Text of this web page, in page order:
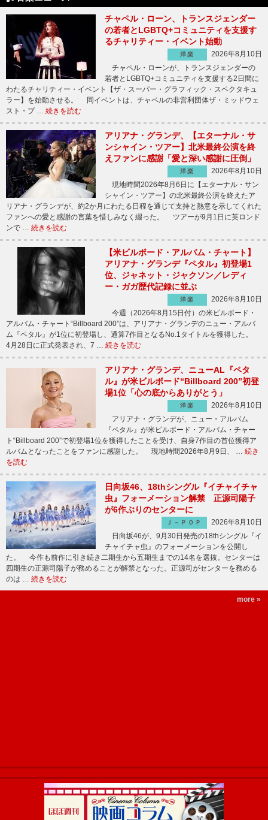
チャペル・ローン、トランスジェンダー
の若者とLGBTQ+コミュニティを支援す
るチャリティー・イベント始動
洋楽
2026年8月10日
チャペル・ローンが、トランスジェンダーの
若者とLGBTQ+コミュニティを支援する2日間に
わたるチャリティー・イベント【ザ・スーパー・グラフィック・スペクタキュ
ラー】を始動させる。 同イベントは、チャペルの非営利団体ザ・ミッドウェ
スト・プ … 続きを読む
アリアナ・グランデ、【エターナル・サ
ンシャイン・ツアー】北米最終公演を終
えファンに感謝「愛と深い感謝に圧倒」
洋楽
2026年8月10日
現地時間2026年8月6日に【エターナル・サン
シャイン・ツアー】の北米最終公演を終えたア
リアナ・グランデが、約2か月にわたる日程を通じて支持と熱意を示してくれた
ファンへの愛と感謝の言葉を惜しみなく綴った。 ツアーが9月1日に英ロンド
ンで … 続きを読む
【米ビルボード・アルバム・チャート】
アリアナ・グランデ『ペタル』初登場1
位、ジャネット・ジャクソン／レディ
ー・ガガ歴代記録に並ぶ
洋楽
2026年8月10日
今週（2026年8月15日付）の米ビルボード・
アルバム・チャート“Billboard 200”は、アリアナ・グランデのニュー・アルバ
ム『ペタル』が1位に初登場し、通算7作目となるNo.1タイトルを獲得した。
4月28日に正式発表され、7 … 続きを読む
アリアナ・グランデ、ニューAL『ペタ
ル』が米ビルボード“Billboard 200”初登
場1位「心の底からありがとう」
洋楽
2026年8月10日
アリアナ・グランデが、ニュー・アルバム
『ペタル』が米ビルボード・アルバム・チャー
ト“Billboard 200”で初登場1位を獲得したことを受け、自身7作目の首位獲得ア
ルバムとなったことをファンに感謝した。 現地時間2026年8月9日、 … 続き
を読む
日向坂46、18thシングル『イチャイチャ
虫』フォーメーション解禁 正源司陽子
が6作ぶりのセンターに
Ｊ－ＰＯＰ
2026年8月10日
日向坂46が、9月30日発売の18thシングル『イ
チャイチャ虫』のフォーメーションを公開し
た。 今作も前作に引き続き二期生から五期生までの14名を選抜。センターは
四期生の正源司陽子が務めることが解禁となった。正源司がセンターを務める
のは … 続きを読む
more »